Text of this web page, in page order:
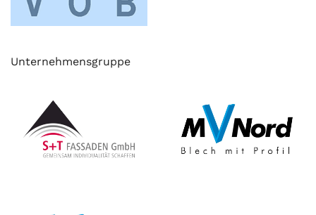
Unternehmensgruppe